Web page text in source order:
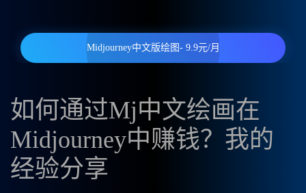
Midjourney中文版绘图- 9.9元/月
如何通过Mj中文绘画在
Midjourney中赚钱？我的
经验分享